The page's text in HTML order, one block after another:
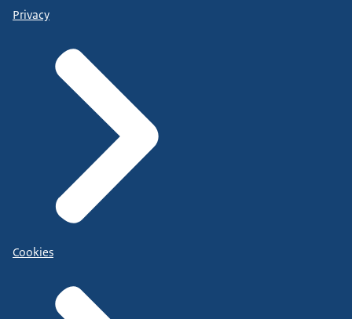
Privacy
Cookies